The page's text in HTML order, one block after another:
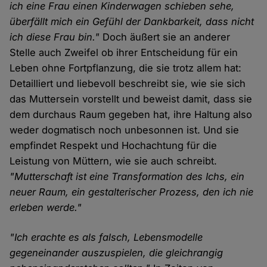
ich eine Frau einen Kinderwagen schieben sehe,
überfällt mich ein Gefühl der Dankbarkeit, dass nicht
ich diese Frau bin." Doch äußert sie an anderer
Stelle auch Zweifel ob ihrer Entscheidung für ein
Leben ohne Fortpflanzung, die sie trotz allem hat:
Detailliert und liebevoll beschreibt sie, wie sie sich
das Muttersein vorstellt und beweist damit, dass sie
dem durchaus Raum gegeben hat, ihre Haltung also
weder dogmatisch noch unbesonnen ist. Und sie
empfindet Respekt und Hochachtung für die
Leistung von Müttern, wie sie auch schreibt.
"Mutterschaft ist eine Transformation des Ichs, ein
neuer Raum, ein gestalterischer Prozess, den ich nie
erleben werde."
"Ich erachte es als falsch, Lebensmodelle
gegeneinander auszuspielen, die gleichrangig